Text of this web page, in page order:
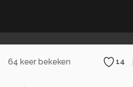
64 keer bekeken 14